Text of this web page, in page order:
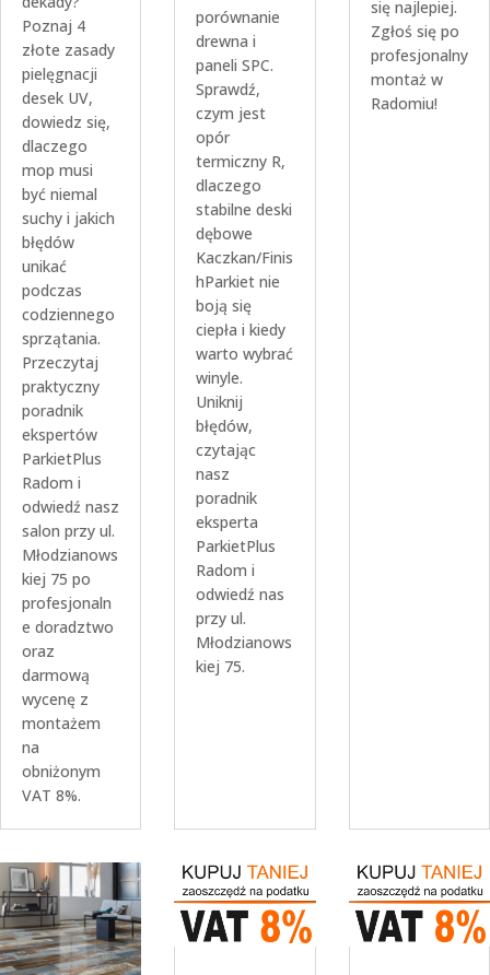
Poznaj 4
złote zasady
pielęgnacji
desek UV,
dowiedz się,
dlaczego
mop musi
być niemal
suchy i jakich
błędów
unikać
podczas
codziennego
sprzątania.
Przeczytaj
praktyczny
poradnik
ekspertów
ParkietPlus
Radom i
odwiedź nasz
salon przy ul.
Młodzianows
kiej 75 po
profesjonaln
e doradztwo
oraz
darmową
wycenę z
montażem
na
obniżonym
VAT 8%.
porównanie
drewna i
paneli SPC.
Sprawdź,
czym jest
opór
termiczny R,
dlaczego
stabilne deski
dębowe
Kaczkan/Finis
hParkiet nie
boją się
ciepła i kiedy
warto wybrać
winyle.
Uniknij
błędów,
czytając
nasz
poradnik
eksperta
ParkietPlus
Radom i
odwiedź nas
przy ul.
Młodzianows
kiej 75.
się najlepiej.
Zgłoś się po
profesjonalny
montaż w
Radomiu!